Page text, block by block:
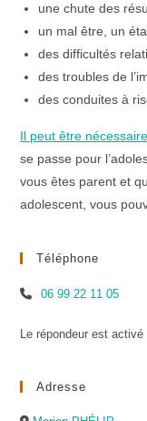
une chute des
un mal être, un
des difficultés
des troubles de
des conduites à
Il peut être
se passe pour
vous êtes parent et
adolescent, vous
Téléphone
06 99 22 11 05
Le répondeur est
Adresse